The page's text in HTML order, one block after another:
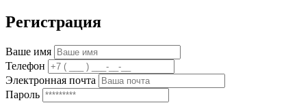
Регистрация
Ваше имя
Телефон
Электронная почта
Пароль